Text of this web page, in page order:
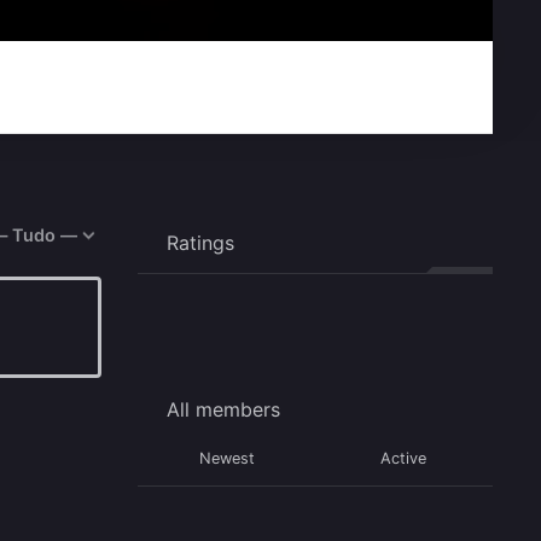
Ratings
All members
Newest Active